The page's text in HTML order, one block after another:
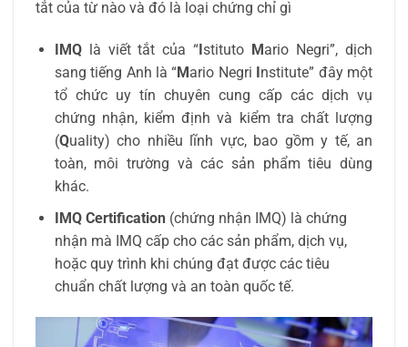
tắt của từ nào và đó là loại chứng chỉ gì
IMQlà viết tắt của “ Istituto M ario Negri”, dịch
sang tiếng Anh là “M ario Negri nstitute” đây một
tổ chức uy tín chuyên cung cấp các dịch vụ
chứng nhận, kiểm định và kiểm tra chất lượng
(Quality) cho nhiều lĩnh vực, bao gồm y tế, an
toàn, môi trường và các sản phẩm tiêu dùng
khác.
IMQ Certification (chứng nhận IMQ) là chứng
nhận mà IMQ cấp cho các sản phẩm, dịch vụ,
hoặc quy trình khi chúng đạt được các tiêu
chuẩn chất lượng và an toàn quốc tế.